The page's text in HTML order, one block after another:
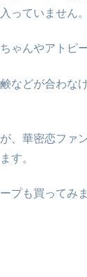
っていません。
ゃんやアトピ
などが合わな
、華密恋ファ
す。
プも買ってみま